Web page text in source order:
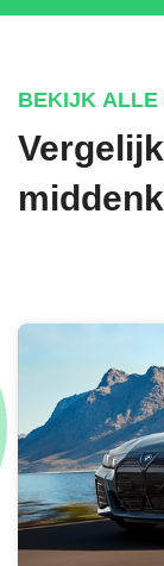
BEKIJK ALLE
Vergelijk auto's in het